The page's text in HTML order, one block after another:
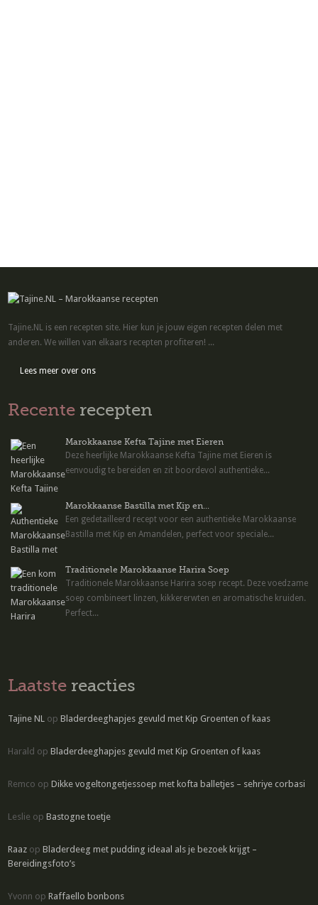
Tajine.NL is een recepten site. Hier kun je jouw eigen recepten delen met
anderen. We willen van elkaars recepten profiteren! ...
Lees meer over ons
Recente recepten
Marokkaanse Kefta Tajine met Eieren
Deze heerlijke Marokkaanse Kefta Tajine met Eieren is
eenvoudig te bereiden en zit boordevol authentieke...
Marokkaanse Bastilla met Kip en...
Een gedetailleerd recept voor een authentieke Marokkaanse
Bastilla met Kip en Amandelen, perfect voor speciale...
Traditionele Marokkaanse Harira Soep
Traditionele Marokkaanse Harira soep recept. Deze voedzame
soep combineert linzen, kikkererwten en aromatische kruiden.
Perfect...
Laatste reacties
Tajine NL opBladerdeeghapjes gevuld met Kip Groenten of kaas
Harald opBladerdeeghapjes gevuld met Kip Groenten of kaas
Remco opDikke vogeltongetjessoep met kofta balletjes – sehriye corbasi
Leslie opBastogne toetje
Raaz opBladerdeeg met pudding ideaal als je bezoek krijgt –
Bereidingsfoto’s
Yvonn opRaffaello bonbons